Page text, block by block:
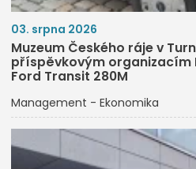
03. srpna 2026
Muzeum Českého ráje v
příspěvkovým organizacím
Ford Transit 280M
Management - Ekonomika